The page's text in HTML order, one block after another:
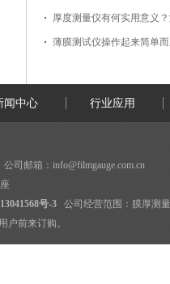
厚度测量仪有何实用意义
薄膜测试仪操作起来简单
闻中心 行业应用
司邮箱： info@filmgauge.com.cn
号-3 公司经营范围： 膜厚测
户前来订购。